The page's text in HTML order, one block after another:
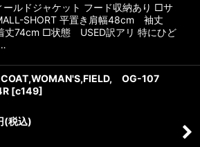
ルドジャケット フード収納あり □サ
SHORT 平置き肩幅48cm 袖丈
74cm □状態 USED訳アリ 特にひど
OG-107
[c149]
(税込)